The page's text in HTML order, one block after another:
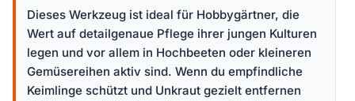
Dieses Werkzeug ist ideal für Hobbygärtner, die
Wert auf detailgenaue Pflege ihrer jungen Kulturen
legen und vor allem in Hochbeeten oder kleineren
Gemüsereihen aktiv sind. Wenn du empfindliche
Keimlinge schützt und Unkraut gezielt entfernen